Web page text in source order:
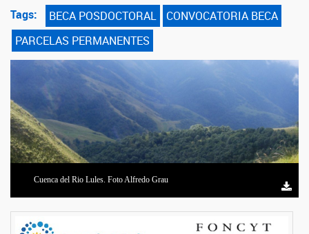
Tags: BECA POSDOCTORAL
CONVOCATORIA BECA
PARCELAS PERMANENTES
Cuenca del Rio Lules. Foto Alfredo Grau